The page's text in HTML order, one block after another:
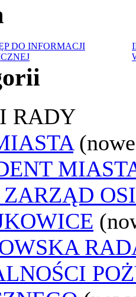
DO INFORMACJI
RADY